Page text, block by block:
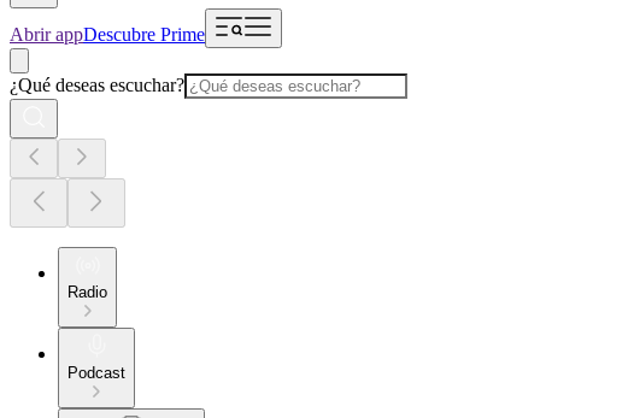
Abrir appDescubre Prime
¿Qué deseas escuchar?
Radio
Podcast